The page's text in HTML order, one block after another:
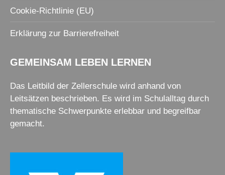
Cookie-Richtlinie (EU)
Erklärung zur Barrierefreiheit
GEMEINSAM LEBEN LERNEN
Das Leitbild der Zellerschule wird anhand von
Leitsätzen beschrieben. Es wird im Schulalltag durch
thematische Schwerpunkte erlebbar und begreifbar
gemacht.